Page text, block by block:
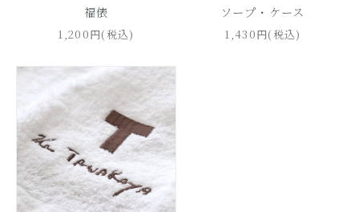
福俵
1,200円(税込)
ソープ・ケース
1,430円(税込)